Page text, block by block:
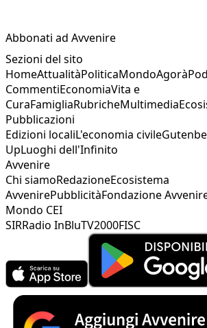
Abbonati ad Avvenire
Sezioni del sito
HomeAttualitàPoliticaMondoAgorà
CommentiEconomiaVita e
CuraFamigliaRubricheMultimedia
Pubblicazioni
Edizioni localiL'economia civile
UpLuoghi dell'Infinito
Avvenire
Chi siamoRedazioneEcosistema
AvvenirePubblicitàFondazione
Mondo CEI
SIRRadio InBluTV2000FISC